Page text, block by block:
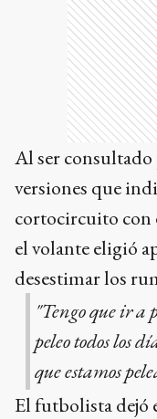
Al ser
versiones que
cortocircuito con
el volante eligió
desestimar los
"Tengo que ir
peleo todos los
que estamos
El futbolista dejó